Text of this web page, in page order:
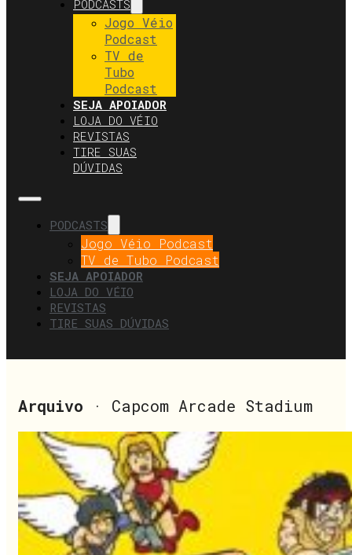
PODCASTS
Jogo Véio
Podcast
TV de
Tubo
Podcast
SEJA APOIADOR
LOJA DO VÉIO
REVISTAS
TIRE SUAS
DÚVIDAS
PODCASTS
Jogo Véio Podcast
TV de Tubo Podcast
SEJA APOIADOR
LOJA DO VÉIO
REVISTAS
TIRE SUAS DÚVIDAS
Arquivo · Capcom Arcade Stadium